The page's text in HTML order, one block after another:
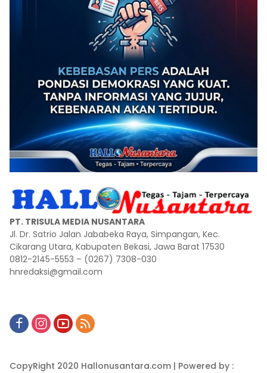
PT. TRISULA MEDIA NUSANTARA
Jl. Dr. Satrio Jalan Jababeka Raya, Simpangan, Kec.
Cikarang Utara, Kabupaten Bekasi, Jawa Barat 17530
0812-2145-5553 – (0267) 7308-030
hnredaksi@gmail.com
CopyRight 2020 Hallonusantara.com | Powered by :